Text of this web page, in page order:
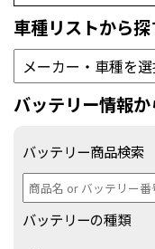
車種リストから
バッテリー情報
バッテリー商品検索
バッテリーの種類